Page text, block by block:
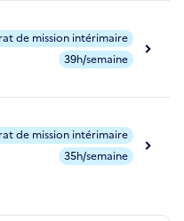
de mission intérimaire
39h/semaine
de mission intérimaire
35h/semaine